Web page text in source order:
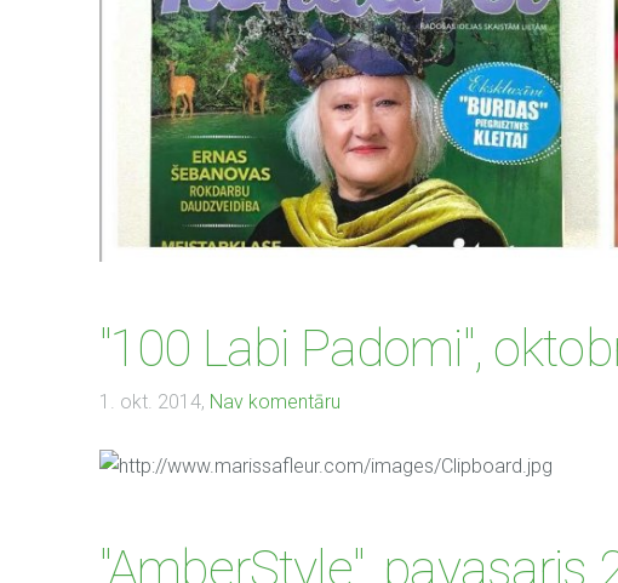
"100 Labi Padomi",
1. okt. 2014, Nav komentāru
"AmberStyle", pavasaris